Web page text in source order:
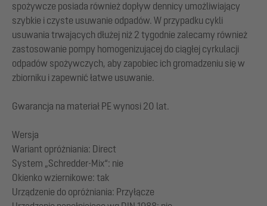
spożywcze posiada również dopływ dennicy umożliwiający
szybkie i czyste usuwanie odpadów. W przypadku cykli
usuwania trwających dłużej niż 2 tygodnie zalecamy również
zastosowanie pompy homogenizującej do ciągłej cyrkulacji
odpadów spożywczych, aby zapobiec ich gromadzeniu się w
zbiorniku i zapewnić łatwe usuwanie.
Gwarancja na materiał PE wynosi 20 lat.
Wersja
Wariant opróżniania: Direct
System „Schredder-Mix“: nie
Okienko wziernikowe: tak
Urządzenie do opróżniania: Przyłącze